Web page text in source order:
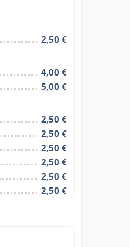
2,50 €
4,00 €
5,00 €
2,50 €
2,50 €
2,50 €
2,50 €
2,50 €
2,50 €